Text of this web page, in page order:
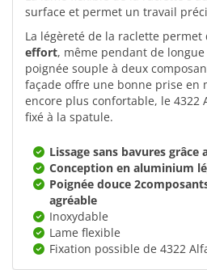
surface et permet un travail
La légèreté de la raclette permet
effort, même pendant de
poignée souple à deux
façade offre une bonne prise en
encore plus confortable, le 4322
fixé à la spatule.
Lissage sans bavures
Conception en aluminium
Poignée douce
agréable
Inoxydable
Lame flexible
Fixation possible de 4322